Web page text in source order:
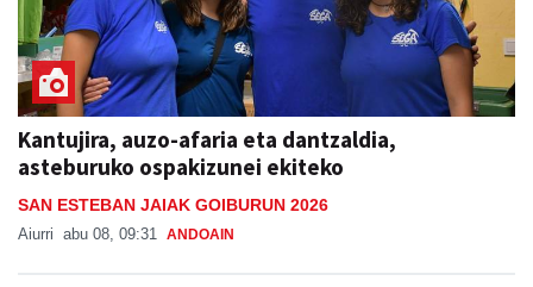
Kantujira, auzo-afaria eta dantzaldia,
asteburuko ospakizunei ekiteko
SAN ESTEBAN JAIAK GOIBURUN 2026
Aiurri abu 08, 09:31 ANDOAIN